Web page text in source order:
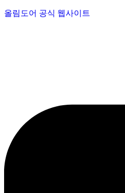
올림도어 공식 웹사이트